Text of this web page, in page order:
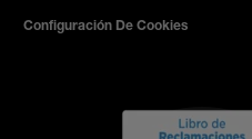
Configuración De Cookies